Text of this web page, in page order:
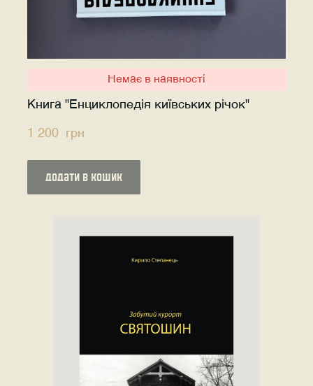
Немає в наявності
Книга "Енциклопедія київських річок"
1 200  грн
додати в кошик